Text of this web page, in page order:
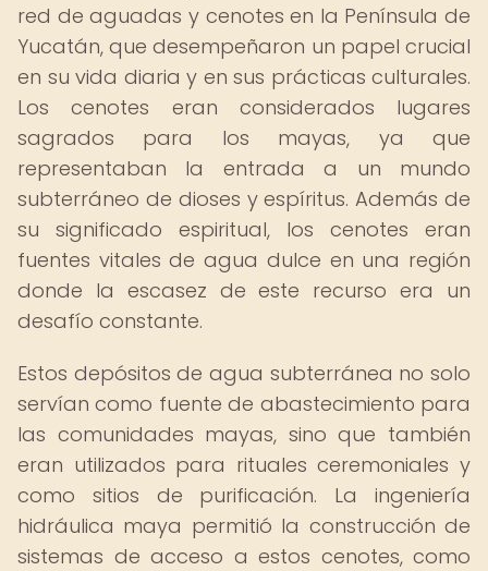
red de aguadas y cenotes en la Península de
Yucatán, que desempeñaron un papel crucial
en su vida diaria y en sus prácticas culturales.
Los cenotes eran considerados lugares
sagrados para los mayas, ya que
representaban la entrada a un mundo
subterráneo de dioses y espíritus. Además de
su significado espiritual, los cenotes eran
fuentes vitales de agua dulce en una región
donde la escasez de este recurso era un
desafío constante.
Estos depósitos de agua subterránea no solo
servían como fuente de abastecimiento para
las comunidades mayas, sino que también
eran utilizados para rituales ceremoniales y
como sitios de purificación. La ingeniería
hidráulica maya permitió la construcción de
sistemas de acceso a estos cenotes, como